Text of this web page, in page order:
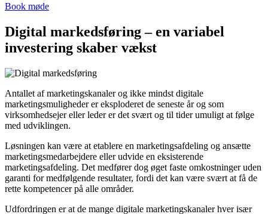
Book møde
Digital markedsføring – en variabel
investering skaber vækst
Antallet af marketingskanaler og ikke mindst digitale
marketingsmuligheder er eksploderet de seneste år og som
virksomhedsejer eller leder er det svært og til tider umuligt at følge
med udviklingen.
Løsningen kan være at etablere en marketingsafdeling og ansætte
marketingsmedarbejdere eller udvide en eksisterende
marketingsafdeling. Det medfører dog øget faste omkostninger uden
garanti for medfølgende resultater, fordi det kan være svært at få de
rette kompetencer på alle områder.
Udfordringen er at de mange digitale marketingskanaler hver især